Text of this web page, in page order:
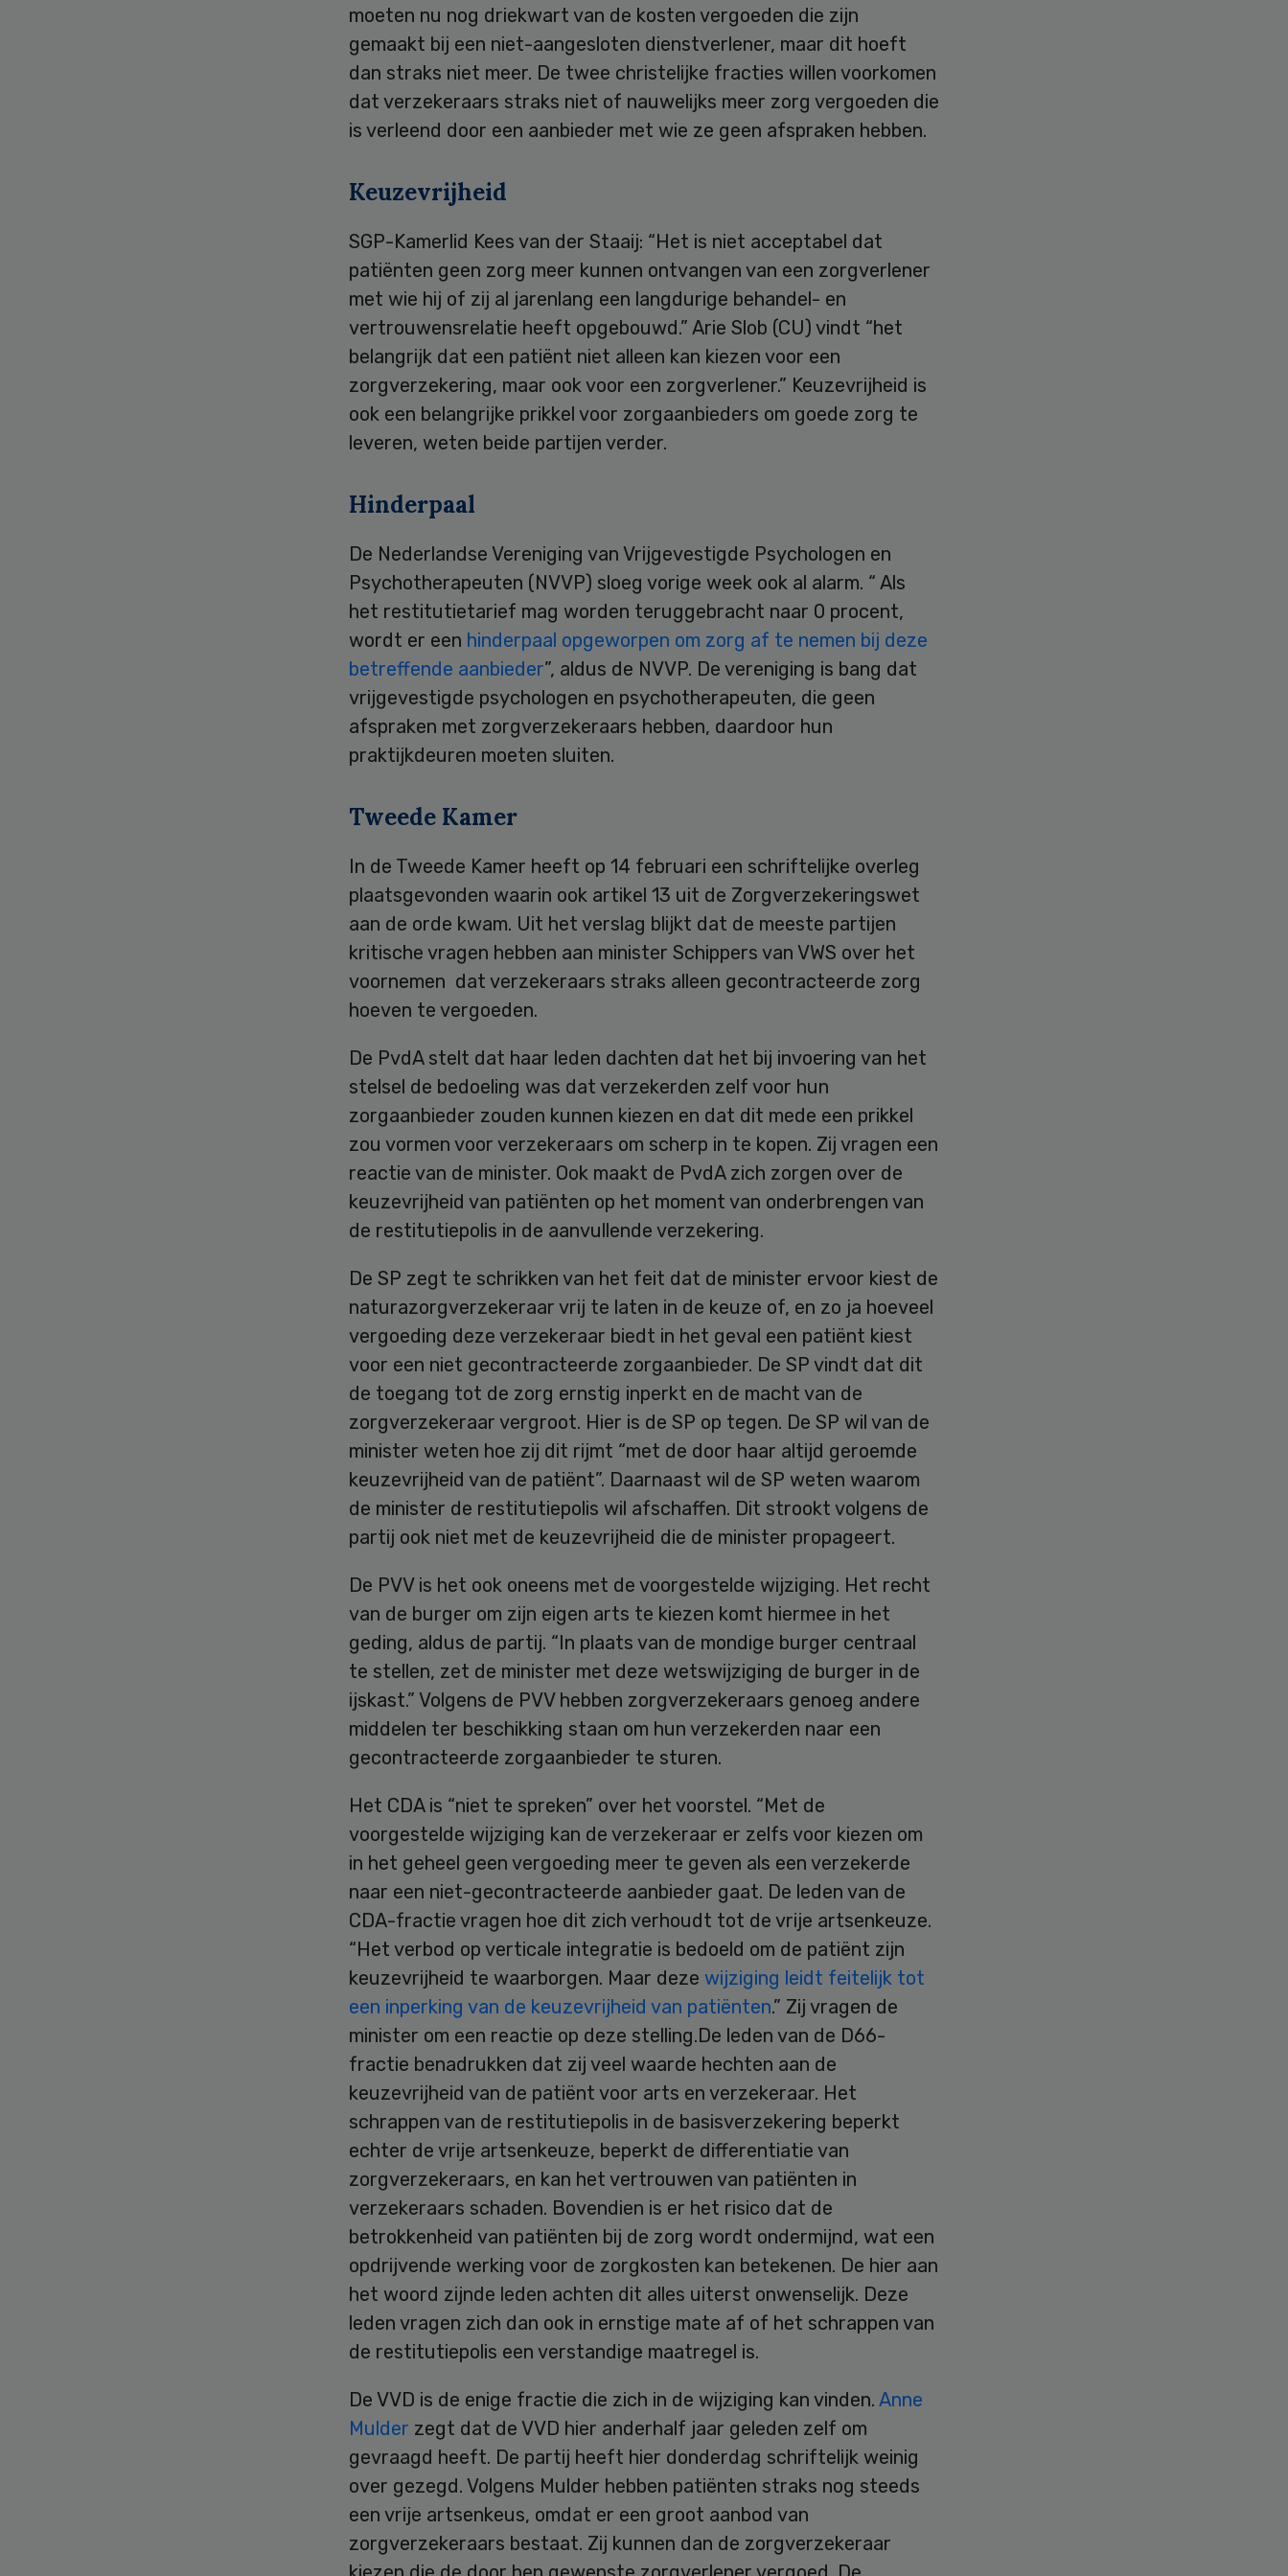
moeten nu nog driekwart van de kosten vergoeden die zijn
gemaakt bij een niet-aangesloten dienstverlener, maar dit hoeft
dan straks niet meer. De twee christelijke fracties willen voorkomen
dat verzekeraars straks niet of nauwelijks meer zorg vergoeden die
is verleend door een aanbieder met wie ze geen afspraken hebben.
Keuzevrijheid
SGP-Kamerlid Kees van der Staaij: “Het is niet acceptabel dat
patiënten geen zorg meer kunnen ontvangen van een zorgverlener
met wie hij of zij al jarenlang een langdurige behandel- en
vertrouwensrelatie heeft opgebouwd.” Arie Slob (CU) vindt “het
belangrijk dat een patiënt niet alleen kan kiezen voor een
zorgverzekering, maar ook voor een zorgverlener.” Keuzevrijheid is
ook een belangrijke prikkel voor zorgaanbieders om goede zorg te
leveren, weten beide partijen verder.
Hinderpaal
De Nederlandse Vereniging van Vrijgevestigde Psychologen en
Psychotherapeuten (NVVP) sloeg vorige week ook al alarm. “ Als
het restitutietarief mag worden teruggebracht naar 0 procent,
wordt er een hinderpaal opgeworpen om zorg af te nemen bij deze
betreffende aanbieder”, aldus de NVVP. De vereniging is bang dat
vrijgevestigde psychologen en psychotherapeuten, die geen
afspraken met zorgverzekeraars hebben, daardoor hun
praktijkdeuren moeten sluiten.
Tweede Kamer
In de Tweede Kamer heeft op 14 februari een schriftelijke overleg
plaatsgevonden waarin ook artikel 13 uit de Zorgverzekeringswet
aan de orde kwam. Uit het verslag blijkt dat de meeste partijen
kritische vragen hebben aan minister Schippers van VWS over het
voornemen dat verzekeraars straks alleen gecontracteerde zorg
hoeven te vergoeden.
De PvdA stelt dat haar leden dachten dat het bij invoering van het
stelsel de bedoeling was dat verzekerden zelf voor hun
zorgaanbieder zouden kunnen kiezen en dat dit mede een prikkel
zou vormen voor verzekeraars om scherp in te kopen. Zij vragen een
reactie van de minister. Ook maakt de PvdA zich zorgen over de
keuzevrijheid van patiënten op het moment van onderbrengen van
de restitutiepolis in de aanvullende verzekering.
De SP zegt te schrikken van het feit dat de minister ervoor kiest de
naturazorgverzekeraar vrij te laten in de keuze of, en zo ja hoeveel
vergoeding deze verzekeraar biedt in het geval een patiënt kiest
voor een niet gecontracteerde zorgaanbieder. De SP vindt dat dit
de toegang tot de zorg ernstig inperkt en de macht van de
zorgverzekeraar vergroot. Hier is de SP op tegen. De SP wil van de
minister weten hoe zij dit rijmt “met de door haar altijd geroemde
keuzevrijheid van de patiënt”. Daarnaast wil de SP weten waarom
de minister de restitutiepolis wil afschaffen. Dit strookt volgens de
partij ook niet met de keuzevrijheid die de minister propageert.
De PVV is het ook oneens met de voorgestelde wijziging. Het recht
van de burger om zijn eigen arts te kiezen komt hiermee in het
geding, aldus de partij. “In plaats van de mondige burger centraal
te stellen, zet de minister met deze wetswijziging de burger in de
ijskast.” Volgens de PVV hebben zorgverzekeraars genoeg andere
middelen ter beschikking staan om hun verzekerden naar een
gecontracteerde zorgaanbieder te sturen.
Het CDA is “niet te spreken” over het voorstel. “Met de
voorgestelde wijziging kan de verzekeraar er zelfs voor kiezen om
in het geheel geen vergoeding meer te geven als een verzekerde
naar een niet-gecontracteerde aanbieder gaat. De leden van de
CDA-fractie vragen hoe dit zich verhoudt tot de vrije artsenkeuze.
“Het verbod op verticale integratie is bedoeld om de patiënt zijn
keuzevrijheid te waarborgen. Maar deze wijziging leidt feitelijk tot
een inperking van de keuzevrijheid van patiënten.” Zij vragen de
minister om een reactie op deze stelling.De leden van de D66-
fractie benadrukken dat zij veel waarde hechten aan de
keuzevrijheid van de patiënt voor arts en verzekeraar. Het
schrappen van de restitutiepolis in de basisverzekering beperkt
echter de vrije artsenkeuze, beperkt de differentiatie van
zorgverzekeraars, en kan het vertrouwen van patiënten in
verzekeraars schaden. Bovendien is er het risico dat de
betrokkenheid van patiënten bij de zorg wordt ondermijnd, wat een
opdrijvende werking voor de zorgkosten kan betekenen. De hier aan
het woord zijnde leden achten dit alles uiterst onwenselijk. Deze
leden vragen zich dan ook in ernstige mate af of het schrappen van
de restitutiepolis een verstandige maatregel is.
De VVD is de enige fractie die zich in de wijziging kan vinden. Anne
Mulder zegt dat de VVD hier anderhalf jaar geleden zelf om
gevraagd heeft. De partij heeft hier donderdag schriftelijk weinig
over gezegd. Volgens Mulder hebben patiënten straks nog steeds
een vrije artsenkeus, omdat er een groot aanbod van
zorgverzekeraars bestaat. Zij kunnen dan de zorgverzekeraar